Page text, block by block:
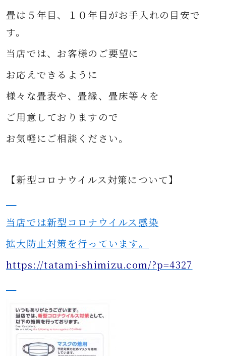
畳は５年目、１０年目がお手入れの目安で
す。
当店では、お客様のご要望に
お応えできるように
様々な畳表や、畳縁、畳床等々を
ご用意しておりますので
お気軽にご相談ください。
【新型コロナウイルス対策について】
当店では新型コロナウイルス感染
拡大防止対策を行っています。
https://tatami-shimizu.com/?p=4327